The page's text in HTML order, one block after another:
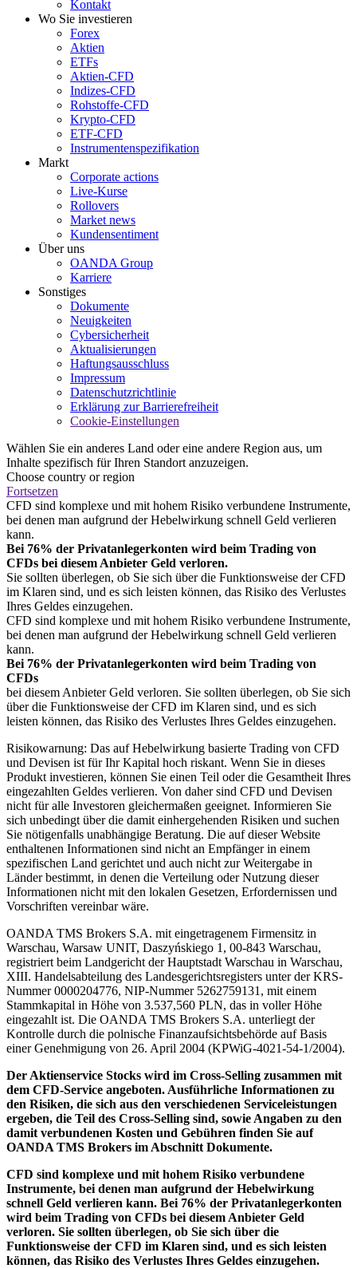
Kontakt
Wo Sie investieren
Forex
Aktien
ETFs
Aktien-CFD
Indizes-CFD
Rohstoffe-CFD
Krypto-CFD
ETF-CFD
Instrumentenspezifikation
Markt
Corporate actions
Live-Kurse
Rollovers
Market news
Kundensentiment
Über uns
OANDA Group
Karriere
Sonstiges
Dokumente
Neuigkeiten
Cybersicherheit
Aktualisierungen
Haftungsausschluss
Impressum
Datenschutzrichtlinie
Erklärung zur Barrierefreiheit
Cookie-Einstellungen
Wählen Sie ein anderes Land oder eine andere Region aus, um
Inhalte spezifisch für Ihren Standort anzuzeigen.
Choose country or region
Fortsetzen
CFD sind komplexe und mit hohem Risiko verbundene Instrumente,
bei denen man aufgrund der Hebelwirkung schnell Geld verlieren
kann.
Bei 76% der Privatanlegerkonten wird beim Trading von
CFDs bei diesem Anbieter Geld verloren.
Sie sollten überlegen, ob Sie sich über die Funktionsweise der CFD
im Klaren sind, und es sich leisten können, das Risiko des Verlustes
Ihres Geldes einzugehen.
CFD sind komplexe und mit hohem Risiko verbundene Instrumente,
bei denen man aufgrund der Hebelwirkung schnell Geld verlieren
kann.
Bei 76% der Privatanlegerkonten wird beim Trading von
CFDs
bei diesem Anbieter Geld verloren. Sie sollten überlegen, ob Sie sich
über die Funktionsweise der CFD im Klaren sind, und es sich
leisten können, das Risiko des Verlustes Ihres Geldes einzugehen.
Risikowarnung: Das auf Hebelwirkung basierte Trading von CFD
und Devisen ist für Ihr Kapital hoch riskant. Wenn Sie in dieses
Produkt investieren, können Sie einen Teil oder die Gesamtheit Ihres
eingezahlten Geldes verlieren. Von daher sind CFD und Devisen
nicht für alle Investoren gleichermaßen geeignet. Informieren Sie
sich unbedingt über die damit einhergehenden Risiken und suchen
Sie nötigenfalls unabhängige Beratung. Die auf dieser Website
enthaltenen Informationen sind nicht an Empfänger in einem
spezifischen Land gerichtet und auch nicht zur Weitergabe in
Länder bestimmt, in denen die Verteilung oder Nutzung dieser
Informationen nicht mit den lokalen Gesetzen, Erfordernissen und
Vorschriften vereinbar wäre.
OANDA TMS Brokers S.A. mit eingetragenem Firmensitz in
Warschau, Warsaw UNIT, Daszyńskiego 1, 00-843 Warschau,
registriert beim Landgericht der Hauptstadt Warschau in Warschau,
XIII. Handelsabteilung des Landesgerichtsregisters unter der KRS-
Nummer 0000204776, NIP-Nummer 5262759131, mit einem
Stammkapital in Höhe von 3.537,560 PLN, das in voller Höhe
eingezahlt ist. Die OANDA TMS Brokers S.A. unterliegt der
Kontrolle durch die polnische Finanzaufsichtsbehörde auf Basis
einer Genehmigung von 26. April 2004 (KPWiG-4021-54-1/2004).
Der Aktienservice Stocks wird im Cross-Selling zusammen mit
dem CFD-Service angeboten. Ausführliche Informationen zu
den Risiken, die sich aus den verschiedenen Serviceleistungen
ergeben, die Teil des Cross-Selling sind, sowie Angaben zu den
damit verbundenen Kosten und Gebühren finden Sie auf
OANDA TMS Brokers im Abschnitt Dokumente.
CFD sind komplexe und mit hohem Risiko verbundene
Instrumente, bei denen man aufgrund der Hebelwirkung
schnell Geld verlieren kann. Bei 76% der Privatanlegerkonten
wird beim Trading von CFDs bei diesem Anbieter Geld
verloren. Sie sollten überlegen, ob Sie sich über die
Funktionsweise der CFD im Klaren sind, und es sich leisten
können, das Risiko des Verlustes Ihres Geldes einzugehen.